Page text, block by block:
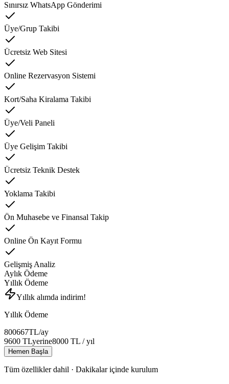
Sınırsız WhatsApp Gönderimi
Üye/Grup Takibi
Ücretsiz Web Sitesi
Online Rezervasyon Sistemi
Kort/Saha Kiralama Takibi
Üye/Veli Paneli
Üye Gelişim Takibi
Ücretsiz Teknik Destek
Yoklama Takibi
Ön Muhasebe ve Finansal Takip
Online Ön Kayıt Formu
Gelişmiş Analiz
Aylık Ödeme
Yıllık Ödeme
Yıllık alımda indirim!
Yıllık Ödeme
800667TL/ay
9600 TLyerine8000 TL / yıl
Hemen Başla
Tüm özellikler dahil · Dakikalar içinde kurulum